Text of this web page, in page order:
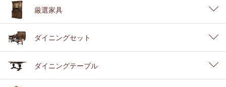
厳選家具
ダイニングセット
ダイニングテーブル